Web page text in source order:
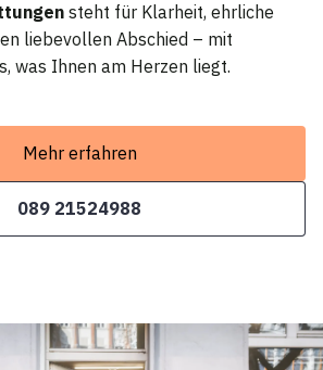
steht für Klarheit, ehrliche
liebevollen Abschied – mit
was Ihnen am Herzen liegt.
Mehr erfahren
089 21524988